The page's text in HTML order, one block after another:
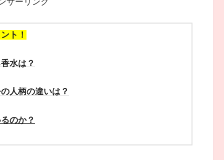
サーリンク
ト！
水は？
人柄の違いは？
のか？